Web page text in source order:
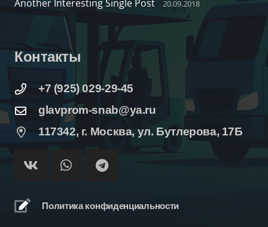
Another Interesting Single Post 20.09.2018
Контакты
+7 (925) 029-29-45
glavprom-snab@ya.ru
117342, г. Москва, ул. Бутлерова, 17Б
Политика конфиденциальности